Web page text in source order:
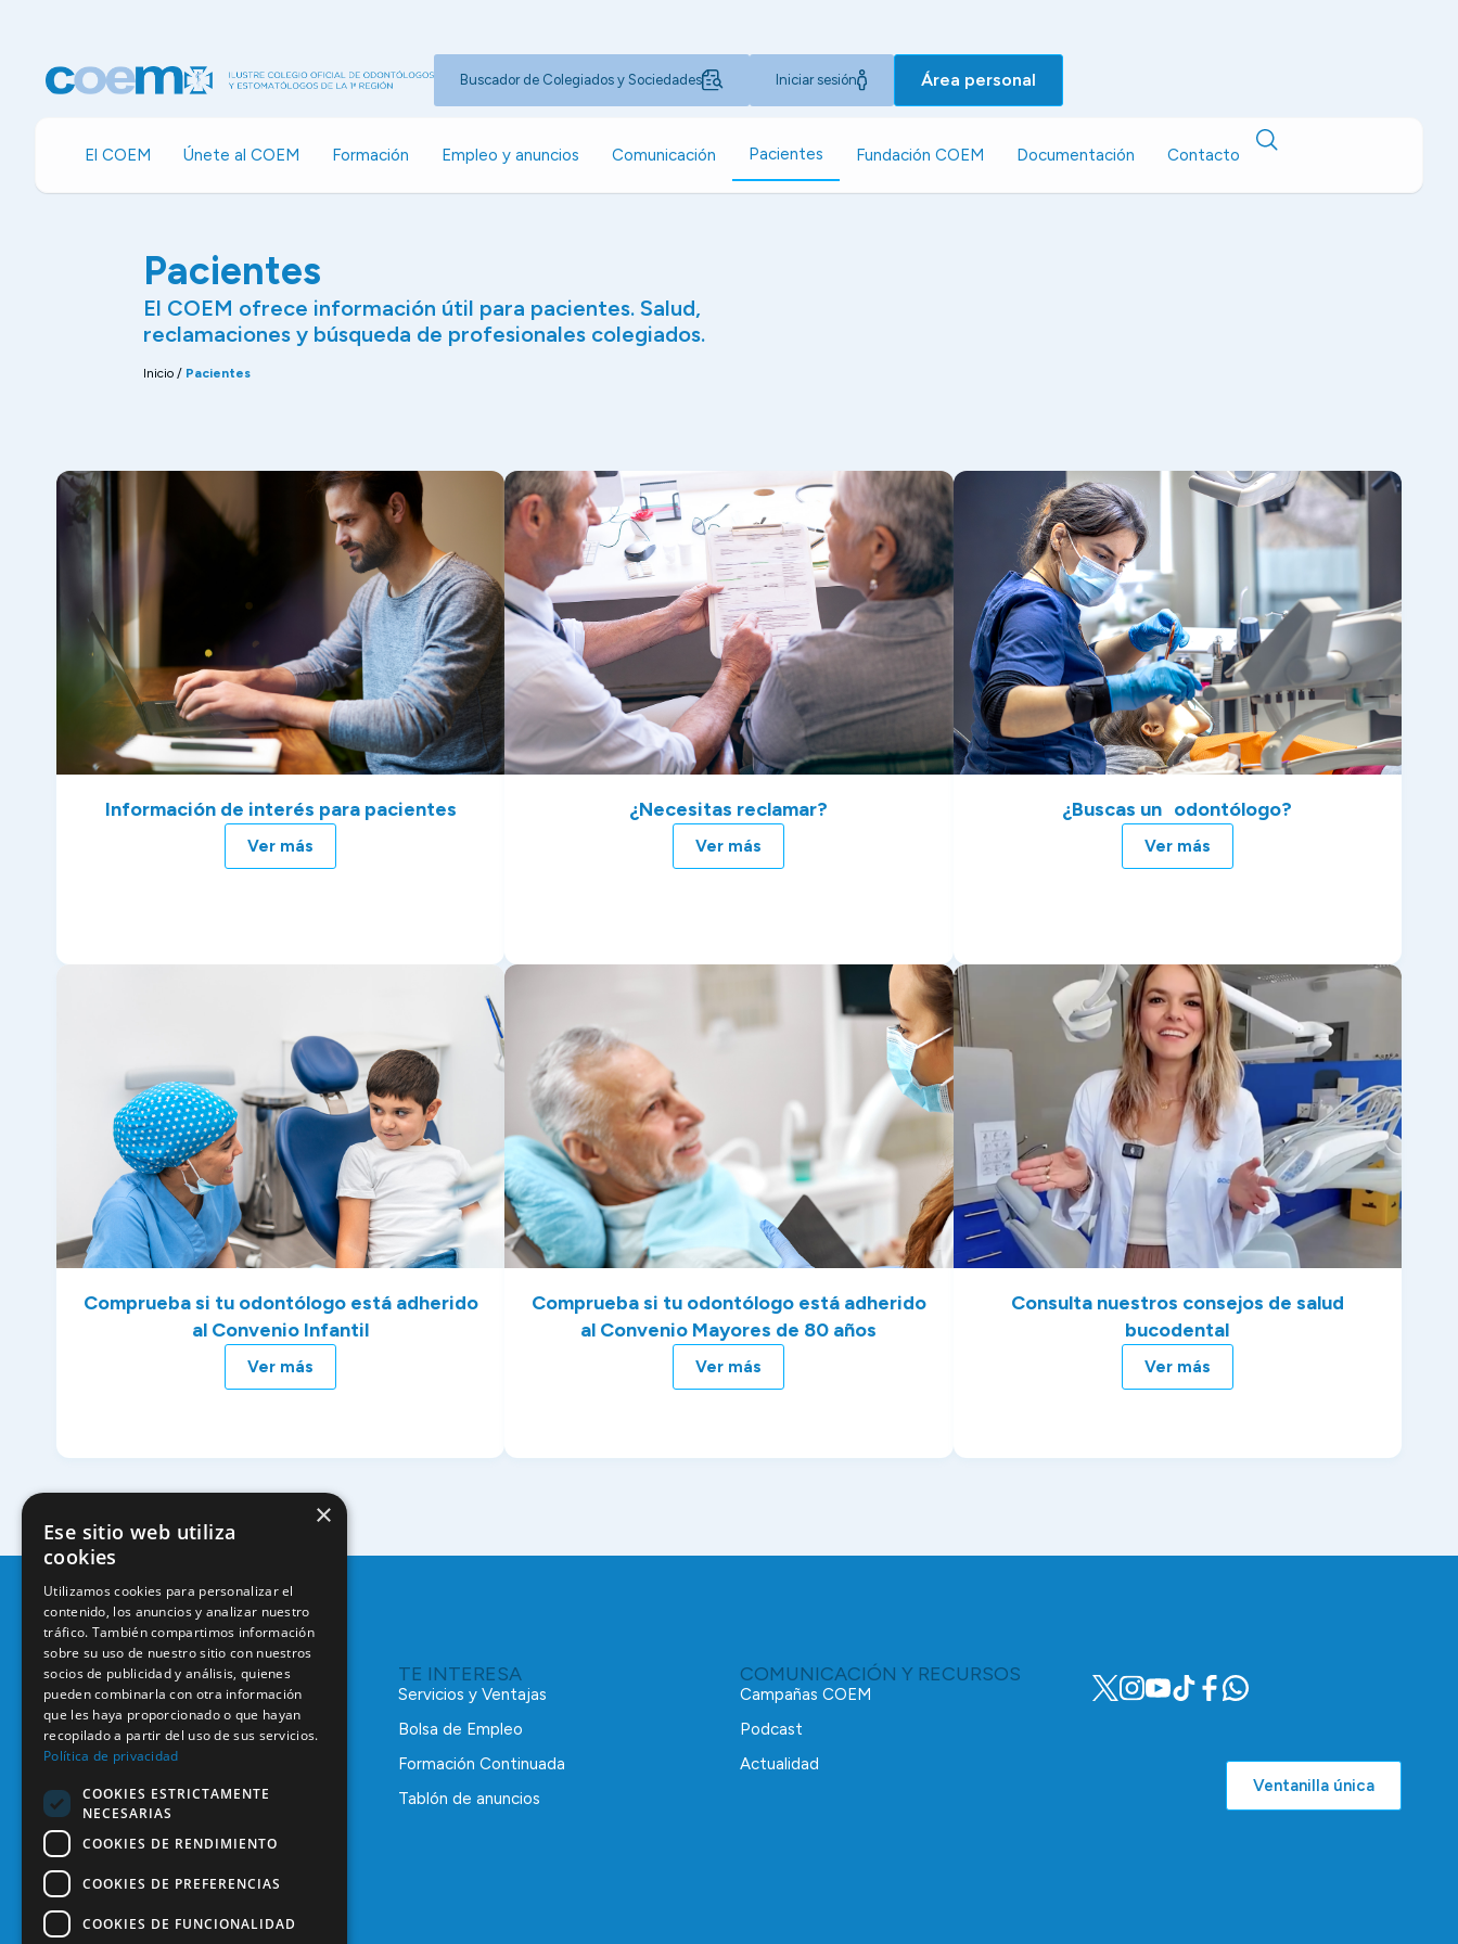
Buscador de Colegiados y Sociedades Iniciar sesión Área personal
El COEM Únete al COEM Formación Empleo y anuncios Comunicación Pacientes Fundación COEM Documentación Contacto
Pacientes
El COEM ofrece información útil para pacientes. Salud,
reclamaciones y búsqueda de profesionales colegiados.
Inicio / Pacientes
Información de interés para pacientes
Ver más
¿Necesitas reclamar?
Ver más
¿Buscas un odontólogo?
Ver más
Comprueba si tu odontólogo está adherido
al Convenio Infantil
Ver más
Comprueba si tu odontólogo está adherido
al Convenio Mayores de 80 años
Ver más
Consulta nuestros consejos de salud
bucodental
Ver más
C/ Mauricio Legendre, 38
28046 Madrid
91 561 29 05
informacion@coem.org.es
TE INTERESA
Servicios y Ventajas
Bolsa de Empleo
Formación Continuada
Tablón de anuncios
COMUNICACIÓN Y RECURSOS
Campañas COEM
Podcast
Actualidad
Ventanilla única
×
Ese sitio web utiliza
cookies
Utilizamos cookies para personalizar el
contenido, los anuncios y analizar nuestro
tráfico. También compartimos información
sobre su uso de nuestro sitio con nuestros
socios de publicidad y análisis, quienes
pueden combinarla con otra información
que les haya proporcionado o que hayan
recopilado a partir del uso de sus servicios.
Política de privacidad
COOKIES ESTRICTAMENTE
NECESARIAS
COOKIES DE RENDIMIENTO
COOKIES DE PREFERENCIAS
COOKIES DE FUNCIONALIDAD